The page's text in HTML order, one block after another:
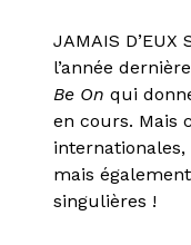
JAMAIS
l’année
Be On qui
en cours. Mais
internationales,
mais
singulières !